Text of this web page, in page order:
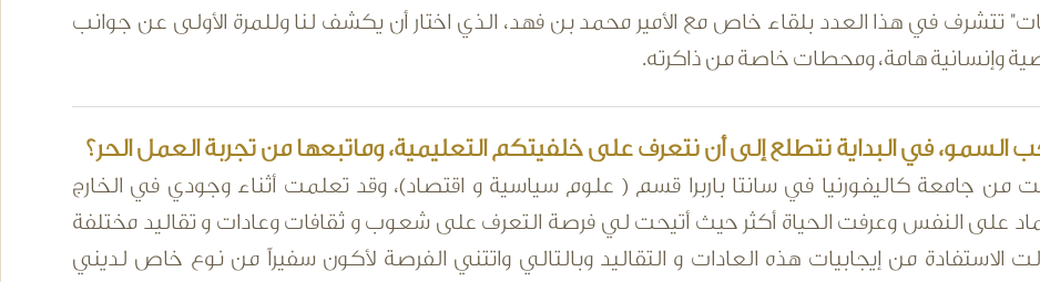
تتشرف في هذا العدد بلقاء خاص مع الأمير محمد بن فهد، الذي اختار أن يكشف لنا وللمرة الأولى عن جوانب
وإنسانية هامة، ومحطات خاصة من ذاكرته.
السمو، في البداية نتطلع إلى أن نتعرف على خلفيتكم التعليمية، وماتبعها من تجربة العمل الحر؟
من جامعة كاليفورنيا في سانتا باربرا قسم ( علوم سياسية و اقتصاد)، وقد تعلمت أثناء وجودي في الخارج
على النفس وعرفت الحياة أكثر حيث أتيحت لي فرصة التعرف على شعوب و ثقافات وعادات و تقاليد مختلفة
الاستفادة من إيجابيات هذه العادات و التقاليد وبالتالي واتتني الفرصة لأكون سفيراً من نوع خاص لديني